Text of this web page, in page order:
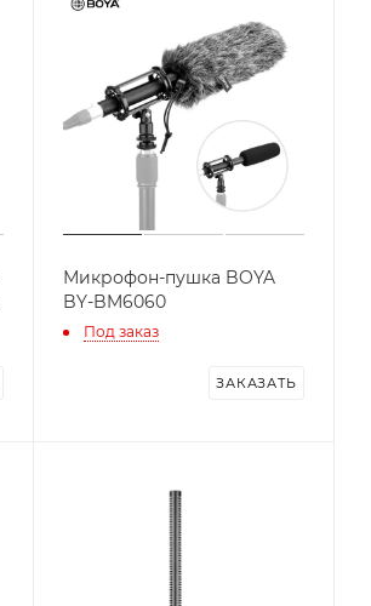
Микрофон-пушка BOYA
BY-BM6060
Под заказ
ЗАКАЗАТЬ